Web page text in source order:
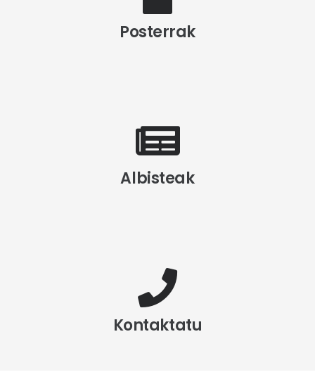
Posterrak
Albisteak
Kontaktatu